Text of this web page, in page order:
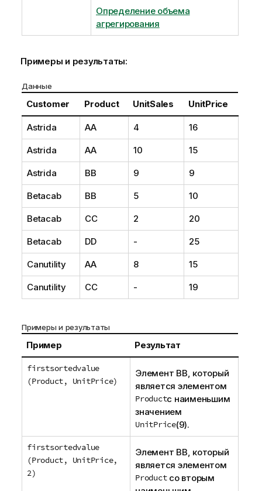
Определение объема
агрегирования
Примеры и результаты:
Данные
Customer Product UnitSales UnitPrice
Astrida AA 4 16
Astrida AA 10 15
Astrida BB 9 9
Betacab BB 5 10
Betacab CC 2 20
Betacab DD - 25
Canutility AA 8 15
Canutility CC - 19
Примеры и результаты
Пример Результат
firstsortedvalue
(Product, UnitPrice)
Элемент BB, который
является элементом
Productс наименьшим
значением
UnitPrice(9).
firstsortedvalue
(Product, UnitPrice,
2)
Элемент BB, который
является элементом
Productсо вторым